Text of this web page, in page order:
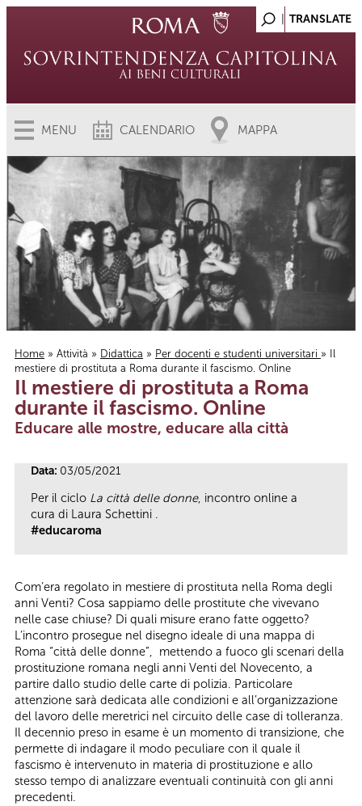
MENU CALENDARIO MAPPA
Tu sei qui
Home » Attività » Didattica » Per docenti e studenti universitari » Il
mestiere di prostituta a Roma durante il fascismo. Online
Il mestiere di prostituta a Roma
durante il fascismo. Online
Educare alle mostre, educare alla città
Data: 03/05/2021
Per il ciclo La città delle donne, incontro online a
cura di Laura Schettini .
#educaroma
Com’era regolato in mestiere di prostituta nella Roma degli
anni Venti? Cosa sappiamo delle prostitute che vivevano
nelle case chiuse? Di quali misure erano fatte oggetto?
L’incontro prosegue nel disegno ideale di una mappa di
Roma “città delle donne”, mettendo a fuoco gli scenari della
prostituzione romana negli anni Venti del Novecento, a
partire dallo studio delle carte di polizia. Particolare
attenzione sarà dedicata alle condizioni e all’organizzazione
del lavoro delle meretrici nel circuito delle case di tolleranza.
Il decennio preso in esame è un momento di transizione, che
permette di indagare il modo peculiare con il quale il
fascismo è intervenuto in materia di prostituzione e allo
stesso tempo di analizzare eventuali continuità con gli anni
precedenti.